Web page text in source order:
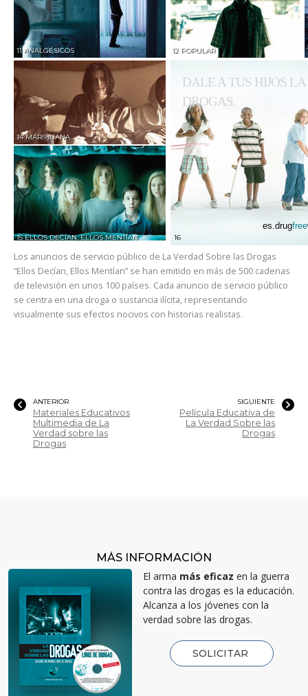
11 ANALGÉSICOS 12 POPULAR
14 MARIHUANA
15 ELLOS DECÍAN, ELLOS MENTÍAN 16
DALE A TUS HIJOS
DROGAS.
es.drugfree
Los anuncios de servicio público de La Verdad Sobre las Drogas
“Ellos Decían, Ellos Mentían” se han emitido en más de 500 cadenas
de televisión en unos 100 países. Cada anuncio de servicio público
se centra en una droga o sustancia ilícita, representando
visualmente sus efectos nocivos con historias realistas.
ANTERIOR
Materiales Educativos
Multimedia de La
Verdad sobre las
Drogas
SIGUIENTE
Película Educativa de
La Verdad Sobre las
Drogas
MÁS INFORMACIÓN
El arma más eficaz en la guerra
contra las drogas es la educación.
Alcanza a los jóvenes con la
verdad sobre las drogas.
SOLICITAR